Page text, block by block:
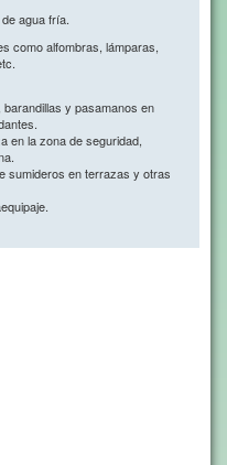
agua fría.
como alfombras, lámparas,
y pasamanos en
en la zona de seguridad,
sumideros en terrazas y otras